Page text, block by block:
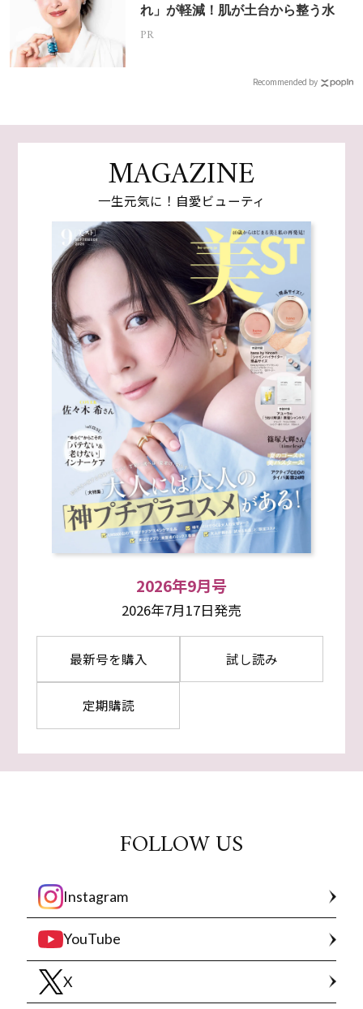
れ」が軽減！肌が土台から整う水
PR
Recommended by
MAGAZINE
一生元気に！自愛ビューティ
2026年9月号
2026年7月17日発売
最新号を購入 試し読み
定期購読
FOLLOW US
Instagram
YouTube
X